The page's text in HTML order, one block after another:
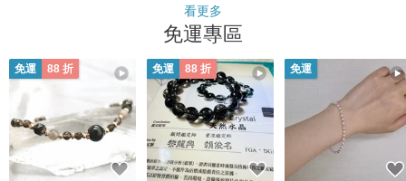
看更多
免運專區
免運 88 折 免運 88 折 免運